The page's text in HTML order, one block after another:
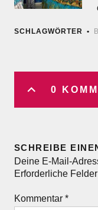
SCHLAGWÖRTER
0
SCHREIBE
Deine E-Mail-
Erforderliche
Kommentar *